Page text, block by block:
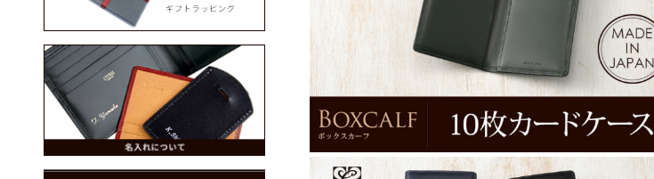
ベルト バッグ・ポーチ類 ワインボトルケース
ケア用品
メンズ・アウトレッ
ト商品
NAOTO SATOH RODANIA
レディース商品